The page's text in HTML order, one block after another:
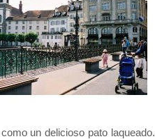
un delicioso pato laqueado.